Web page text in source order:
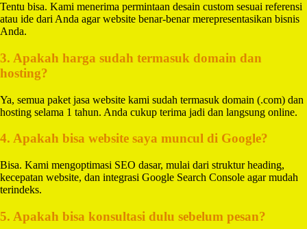
Tentu bisa. Kami menerima permintaan desain custom sesuai referensi
atau ide dari Anda agar website benar-benar merepresentasikan bisnis
Anda.
3. Apakah harga sudah termasuk domain dan
hosting?
Ya, semua paket jasa website kami sudah termasuk domain (.com) dan
hosting selama 1 tahun. Anda cukup terima jadi dan langsung online.
4. Apakah bisa website saya muncul di Google?
Bisa. Kami mengoptimasi SEO dasar, mulai dari struktur heading,
kecepatan website, dan integrasi Google Search Console agar mudah
terindeks.
5. Apakah bisa konsultasi dulu sebelum pesan?